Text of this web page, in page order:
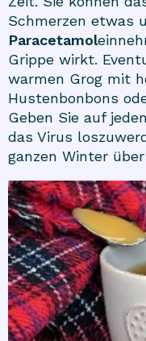
Schmerzen etwas
Paracetamol
Grippe wirkt.
warmen Grog mit
Hustenbonbons
Geben Sie auf
das Virus
ganzen Winter